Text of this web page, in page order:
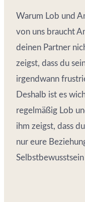
Warum Lob und
von uns braucht
deinen Partner
zeigst, dass du
irgendwann
Deshalb ist es
regelmäßig Lob
ihm zeigst, dass
nur eure